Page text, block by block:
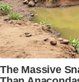
The Massive